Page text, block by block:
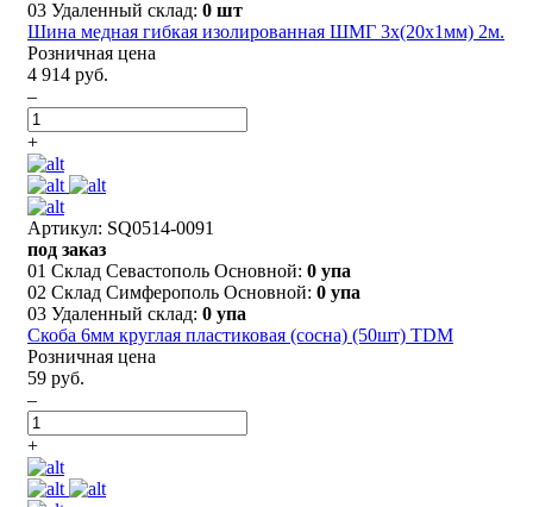
03 Удаленный склад: 0 шт
Шина медная гибкая изолированная ШМГ 3х(20x1мм) 2м.
Розничная цена
4 914 руб.
–
+
Артикул: SQ0514-0091
под заказ
01 Склад Севастополь Основной: 0 упа
02 Склад Симферополь Основной: 0 упа
03 Удаленный склад: 0 упа
Скоба 6мм круглая пластиковая (сосна) (50шт) TDM
Розничная цена
59 руб.
–
+